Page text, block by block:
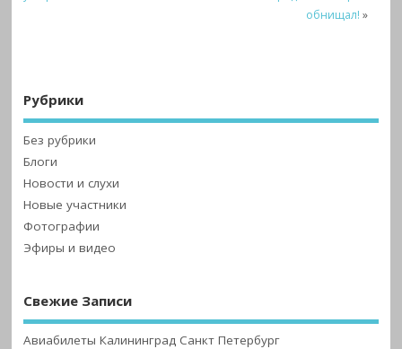
обнищал! »
Рубрики
Без рубрики
Блоги
Новости и слухи
Новые участники
Фотографии
Эфиры и видео
Свежие Записи
Авиабилеты Калининград Санкт Петербург